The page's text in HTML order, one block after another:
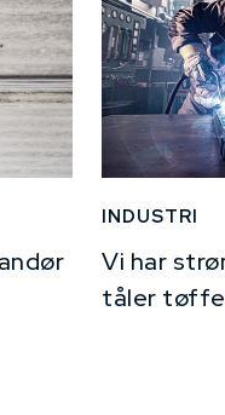
INDUSTRI
Vi har
tåler tøffe